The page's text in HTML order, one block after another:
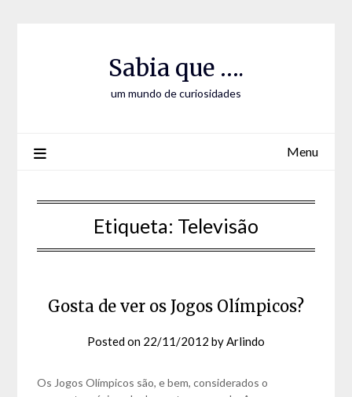
Sabia que ….
um mundo de curiosidades
Menu
Etiqueta: Televisão
Gosta de ver os Jogos Olímpicos?
Posted on 22/11/2012 byArlindo
Os Jogos Olímpicos são, e bem, considerados o